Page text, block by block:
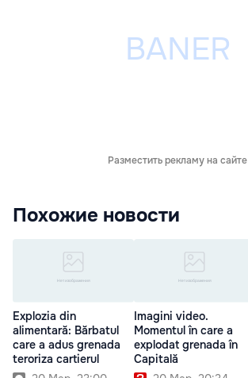
Разместить рекламу на сайте
Похожие новости
Explozia din
alimentară: Bărbatul
care a adus grenada
teroriza cartierul
Imagini video.
Momentul în care a
explodat grenada în
Capitală